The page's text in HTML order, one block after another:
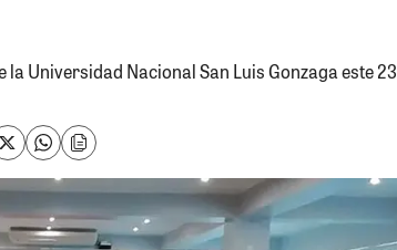
Universidad Nacional San Luis Gonzaga este 23